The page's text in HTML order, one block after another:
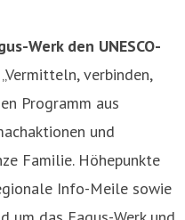
Werk den UNESCO-
verbinden,
Programm aus
und
Familie. Höhepunkte
Info-Meile sowie